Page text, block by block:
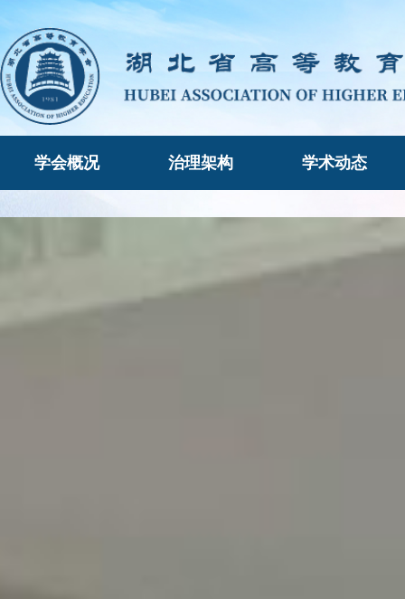
学会概况 治理架构 学术动态